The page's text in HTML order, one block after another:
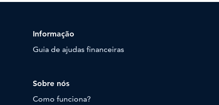
Informação
Guia de ajudas financeiras
Sobre nós
Como funciona?